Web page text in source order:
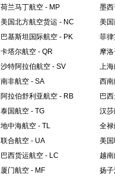
荷兰马丁航空 - MP
墨
美国北方航空货运 - NC
美
巴基斯坦国际航空 - PK
菲
卡塔尔航空 - QR
摩
沙特阿拉伯航空 - SV
上
南非航空 - SA
西
阿拉伯舒利亚航空 - RB
巴
泰国航空 - TG
汉
地中海航空 - TL
全
联合航空 - UA
美
巴西货运航空 - LC
越
厦门航空 - MF 扬